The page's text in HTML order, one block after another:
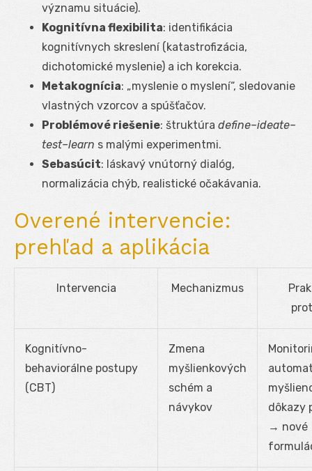
významu situácie).
Kognitívna flexibilita: identifikácia
kognitívnych skreslení (katastrofizácia,
dichotomické myslenie) a ich korekcia.
Metakognícia: „myslenie o myslení“, sledovanie
vlastných vzorcov a spúšťačov.
Problémové riešenie: štruktúra define–ideate–
test–learn s malými experimentmi.
Sebasúcit: láskavý vnútorný dialóg,
normalizácia chýb, realistické očakávania.
Overené intervencie:
prehľad a aplikácia
Intervencia Mechanizmus
Kognitívno-
behaviorálne postupy
(CBT)
Zmena
myšlienkových
schém a
návykov
dôkazy
→ nové